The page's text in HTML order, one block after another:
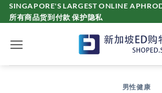
Skip
to
SINGAPORE'S LARGEST ONLINE
所有商品货到付款 保护隐私
男性健康